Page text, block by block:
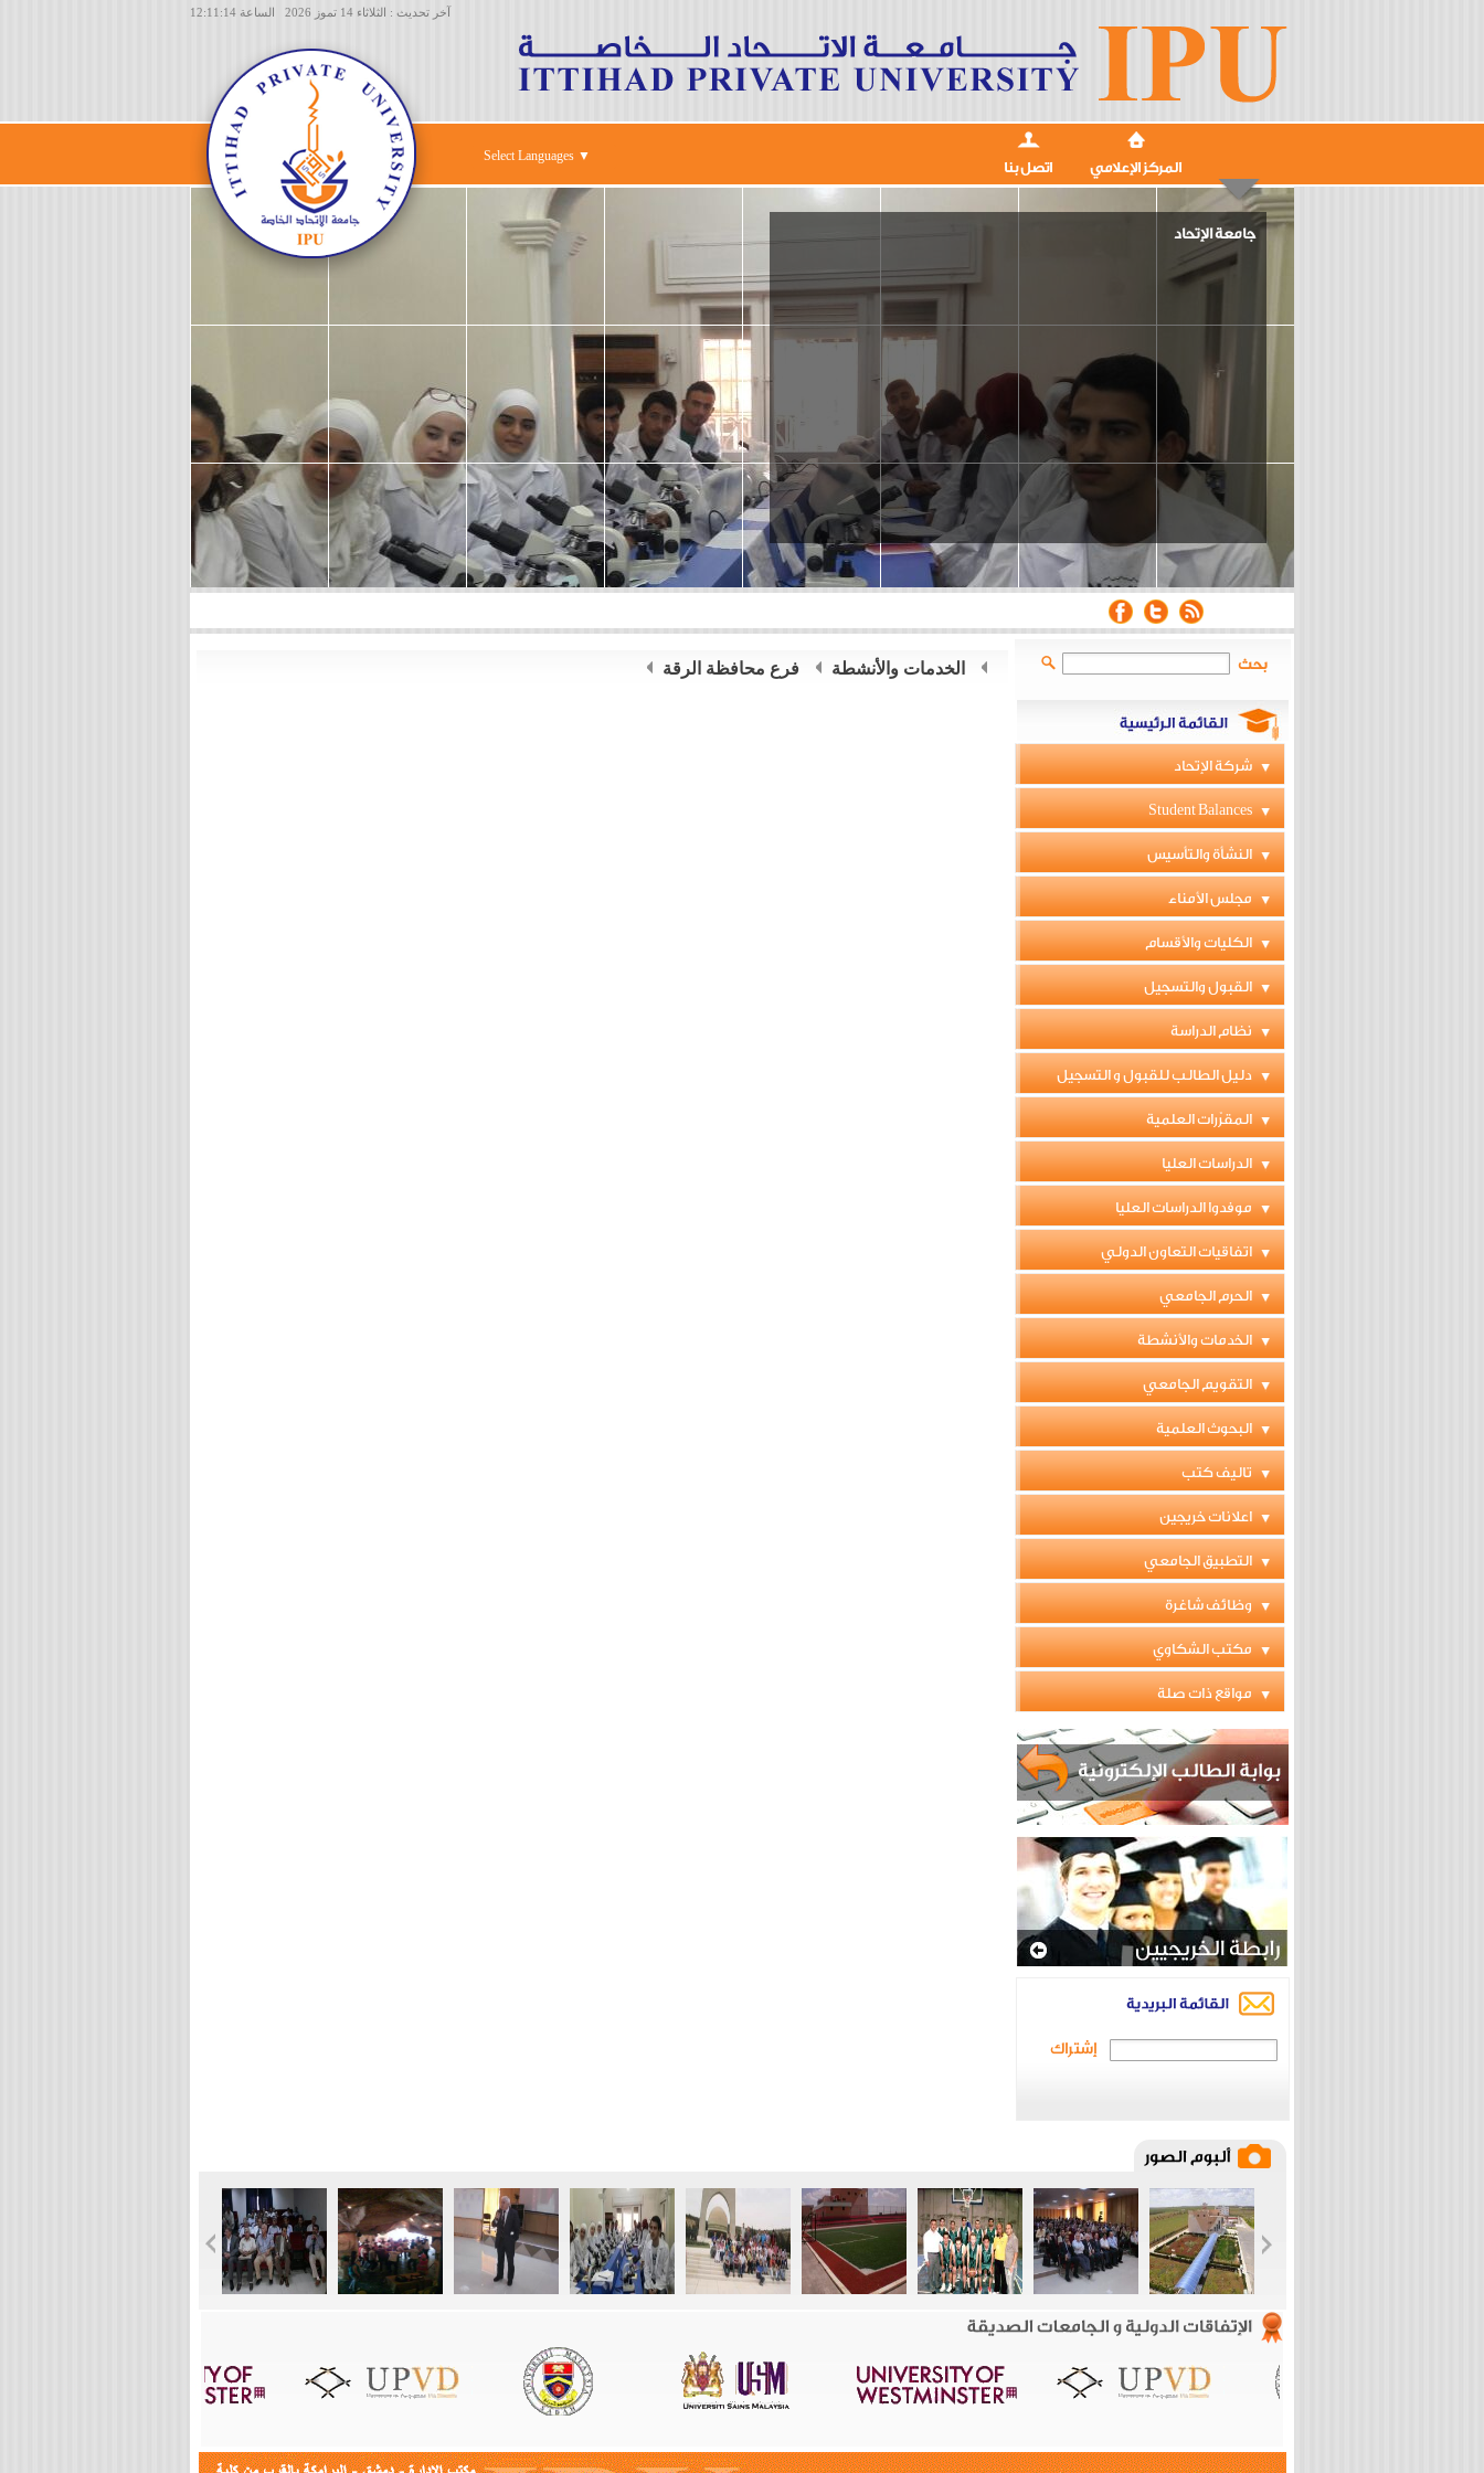
آخر تحديث : الثلاثاء 14 تموز 2026 الساعة 12:11:14
المركز الإعلامي اتصل بنا
Select Languages ▼
جامعة الإتحاد
بحث
شركة الإتحاد
Student Balances
النشأة والتأسيس
مجلس الأمناء
الكليات والأقسام
القبول والتسجيل
نظام الدراسة
دليل الطالب للقبول و التسجيل
المقرّرات العلمية
الدراسات العليا
موفدوا الدراسات العليا
اتفاقيات التعاون الدولي
الحرم الجامعي
الخدمات والأنشطة
التقويم الجامعي
البحوث العلمية
تاليف كتب
اعلانات خريجين
التطبيق الجامعي
وظائف شاغرة
مكتب الشكاوي
مواقع ذات صلة
الخدمات والأنشطة فرع محافظة الرقة